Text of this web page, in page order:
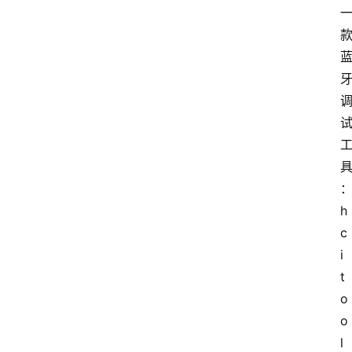
一
款
蓝
牙
调
试
工
具
：
h
c
i
t
o
o
l